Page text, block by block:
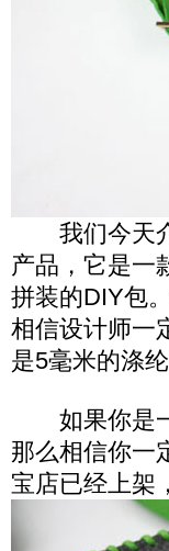
我们今天介
产品，它是一
拼装的DIY包
相信设计师一
是5毫米的涤
如果你是一
那么相信你一
宝店已经上架